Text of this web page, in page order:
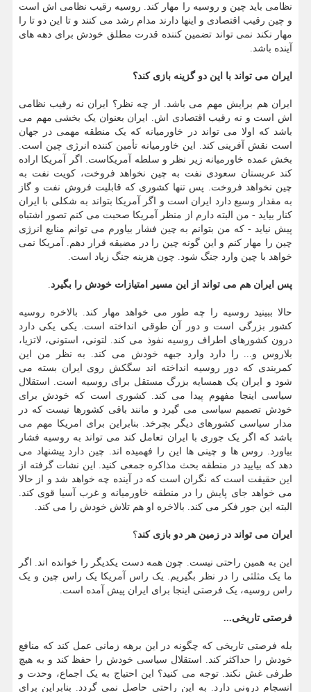
نظامی باید چین و روسیه را مهار کند. روسیه رقیب نظامی اش است
و چین رقیب اقتصادی و اینها دارند مدام رشد می کنند و تا این دو تا را
مهار نکند نمی تواند تضمین کننده قدرت مطلق خودش برای دهه های
آینده باشد.
ایران می تواند با این دو گزینه بازی کند؟
ایران هم برایش مهم می باشد. از چه نظر؟ ایران نه رقیب نظامی
اش است و نه رقیب اقتصادی اش. ایران بعنوان یک بخشی مهم می
باشد که اولا می تواند در خاورمیانه که یک منطقه مهمی در جهان
است نقش آفرینی کند. این خاورمیانه تأمین کننده انرژی چین است.
بخش عمده خاورمیانه زیر نظر و سلطه آمریکاست. اگر آمریکا اراده
کند عربستان سعودی نفت به چین نخواهد فروخت، کویت نفت به
چین نخواهد فروخت. پس تنها کشوری که قابلیت فروش نفت و گاز
به مقدار وسیع دارد ایران است و اگر آمریکا بتواند به شکلی با ایران
کنار بیاید - من البته دارم از منظر آمریکا صحبت می کنم تصور اشتباه
پیش نیاید - که من بتوانم به چین فشار بیاورم می توانم منابع انرژی
چین را مهار کنم و این گونه چین را در مضیقه قرار دهم. آمریکا نمی
خواهد با چین وارد جنگ شود. چون هزینه جنگ زیاد است.
پس ایران هم می تواند از این مسیر امتیازات خودش را بگیرد
حالا ببینید روسیه را چه طور می خواهد مهار کند. بالاخره روسیه
کشور بزرگی است و دور آن طوقی انداخته است. یکی یکی دارد
درون کشورهای اطراف روسیه نفوذ می کند. لتونی، استونی، لاتزیا،
بلاروس و... را دارد وارد جبهه خودش می کند. به نظر من این
کمربندی که دور روسیه انداخته اند سگکش روی ایران بسته می
شود و ایران یک همسایه بزرگ مستقل برای روسیه است. استقلال
سیاسی اینجا مفهوم پیدا می کند. کشوری است که خودش برای
خودش تصمیم سیاسی می گیرد و مانند باقی کشورها نیست که در
مدار سیاسی کشورهای دیگر بچرخد. بنابراین برای امریکا مهم می
باشد که اگر یک جوری با ایران تعامل کند می تواند به روسیه فشار
بیاورد. روس ها و چینی ها این را فهمیده اند. چین دارد پیشنهاد می
دهد که بیایید در منطقه بحث مذاکره جمعی کنید. این نشات گرفته از
این حقیقت است که نگران است که در آینده چه خواهد شد و از حالا
می خواهد جای پایش را در منطقه خاورمیانه و غرب آسیا قوی کند.
البته این جور فکر می کند. بالاخره او هم تلاش خودش را می کند.
ایران می تواند در زمین هر دو بازی کند؟
این به همین راحتی نیست. چون همه دست یکدیگر را خوانده اند. اگر
ما یک مثلثی را در نظر بگیریم. یک راس آمریکا یک راس چین و یک
راس روسیه، یک فرصتی اینجا برای ایران پیش آمده است.
فرصتی تاریخی...
بله فرصتی تاریخی که چگونه در این برهه زمانی عمل کند که منافع
خودش را حداکثر کند. استقلال سیاسی خودش را حفظ کند و به هیچ
طرفی غش نکند. توجه می کنید؟ این احتیاج به یک اجماع، وحدت و
انسجام درونی دارد. به این راحتی حاصل نمی گردد. بنابراین برای